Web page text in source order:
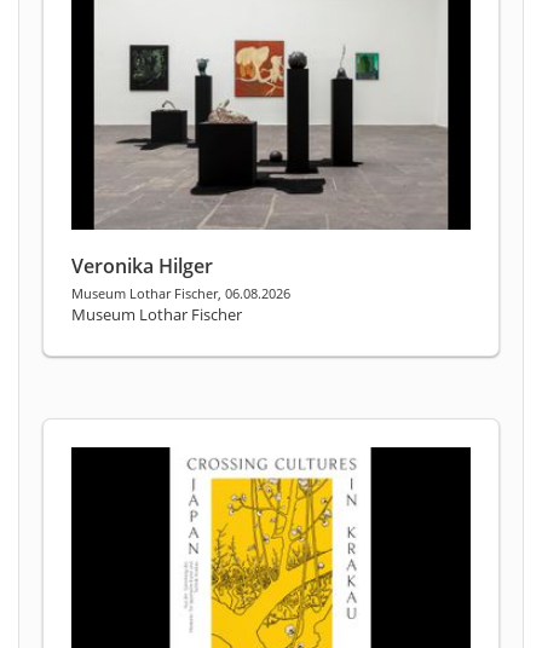
Veronika Hilger
Museum Lothar Fischer, 06.08.2026
Museum Lothar Fischer